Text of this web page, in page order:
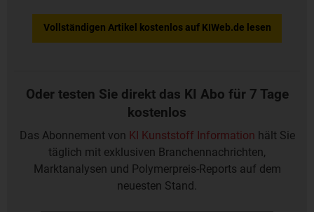
Vollständigen Artikel kostenlos auf KIWeb.de lesen
Oder testen Sie direkt das KI Abo für 7 Tage
kostenlos
Das Abonnement von KI Kunststoff Information hält Sie
täglich mit exklusiven Branchennachrichten,
Marktanalysen und Polymerpreis-Reports auf dem
neuesten Stand.